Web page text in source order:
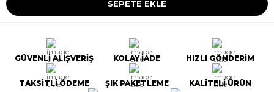
GÜVENLİ ALIŞVERİŞ KOLAY İADE HIZLI GÖNDERİM
TAKSİTLİ ÖDEME ŞIK PAKETLEME KALİTELİ ÜRÜN